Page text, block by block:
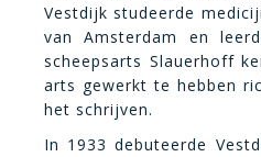
Vestdijk studeerde
van Amsterdam en
scheepsarts Slauerhoff
arts gewerkt te hebben
het schrijven.
In 1933 debuteerde